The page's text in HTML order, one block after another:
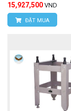
15,927,500 VND
ĐẶT MUA